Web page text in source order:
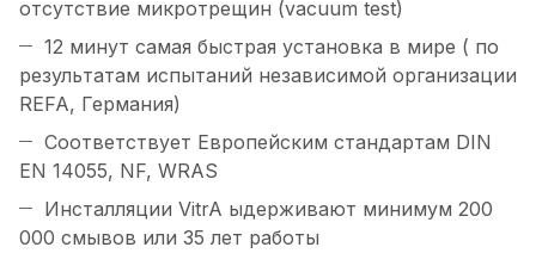
отсутствие микротрещин (vacuum test)
12 минут самая быстрая установка в мире ( по
результатам испытаний независимой организации
REFA, Германия)
Соответствует Европейским стандартам DIN
EN 14055, NF, WRAS
Инсталляции VitrA ыдерживают минимум 200
000 смывов или 35 лет работы